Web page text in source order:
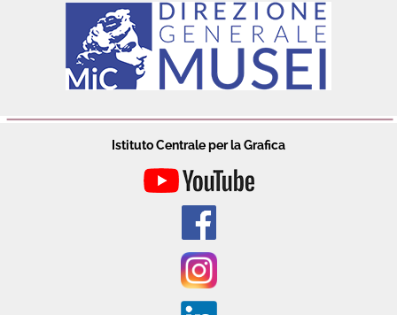
Istituto Centrale per la Grafica